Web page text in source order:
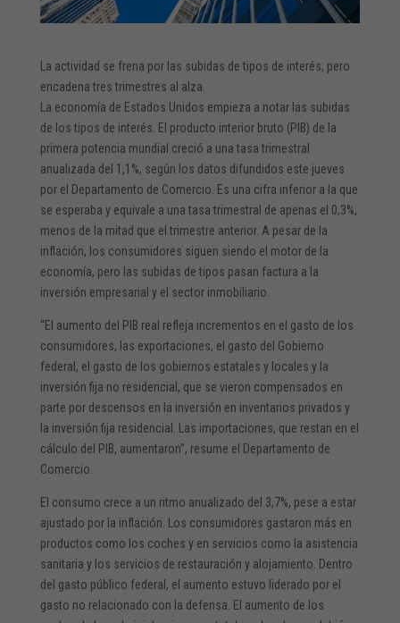
La actividad se frena por las subidas de tipos de interés, pero
encadena tres trimestres al alza.
La economía de Estados Unidos empieza a notar las subidas
de los tipos de interés. El producto interior bruto (PIB) de la
primera potencia mundial creció a una tasa trimestral
anualizada del 1,1%, según los datos difundidos este jueves
por el Departamento de Comercio. Es una cifra inferior a la que
se esperaba y equivale a una tasa trimestral de apenas el 0,3%,
menos de la mitad que el trimestre anterior. A pesar de la
inflación, los consumidores siguen siendo el motor de la
economía, pero las subidas de tipos pasan factura a la
inversión empresarial y el sector inmobiliario.
“El aumento del PIB real refleja incrementos en el gasto de los
consumidores, las exportaciones, el gasto del Gobierno
federal, el gasto de los gobiernos estatales y locales y la
inversión fija no residencial, que se vieron compensados en
parte por descensos en la inversión en inventarios privados y
la inversión fija residencial. Las importaciones, que restan en el
cálculo del PIB, aumentaron”, resume el Departamento de
Comercio.
El consumo crece a un ritmo anualizado del 3,7%, pese a estar
ajustado por la inflación. Los consumidores gastaron más en
productos como los coches y en servicios como la asistencia
sanitaria y los servicios de restauración y alojamiento. Dentro
del gasto público federal, el aumento estuvo liderado por el
gasto no relacionado con la defensa. El aumento de los